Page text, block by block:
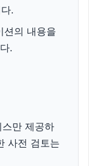
.
션의 내용을
.
만 제공하
사전 검토는